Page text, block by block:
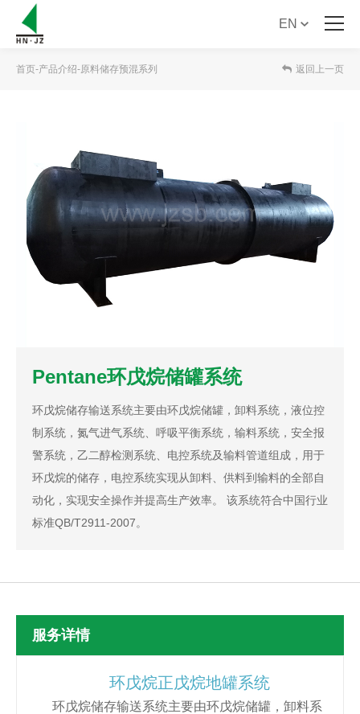
首 页
产品手册下载
新闻资讯
服务支持
EN
首页-产品介绍-原料储存预混系列 返回上一页
Pentane环戊烷储罐系统
环戊烷储存输送系统主要由环戊烷储罐，卸料系统，液位控
制系统，氮气进气系统、呼吸平衡系统，输料系统，安全报
警系统，乙二醇检测系统、电控系统及输料管道组成，用于
环戊烷的储存，电控系统实现从卸料、供料到输料的全部自
动化，实现安全操作并提高生产效率。 该系统符合中国行业
标准QB/T2911-2007。
服务详情
环戊烷正戊烷地罐系统
环戊烷储存输送系统主要由环戊烷储罐，卸料系